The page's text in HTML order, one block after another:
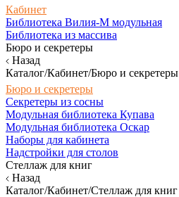
Кабинет
Библиотека Вилия-М модульная
Библиотека из массива
Бюро и секретеры
Назад
Каталог/Кабинет/Бюро и секретеры
Бюро и секретеры
Секретеры из сосны
Модульная библиотека Купава
Модульная библиотека Оскар
Наборы для кабинета
Надстройки для столов
Стеллаж для книг
Назад
Каталог/Кабинет/Стеллаж для книг